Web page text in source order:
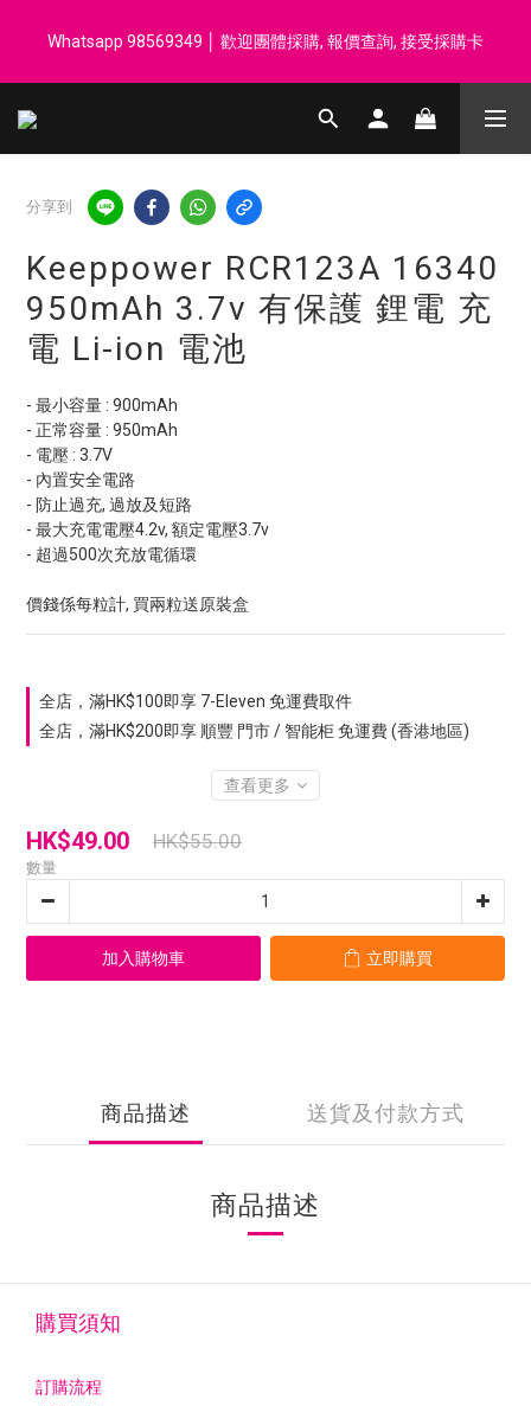
汗毛巾 韓國制 送完即止
Whatsapp 98569349 │ 歡迎團體採購, 報價查詢, 接受採購卡
登記會員享每$50回贈$1 │ 滿HK$899 送 N-rit Campack Towel 吸
分享到
Keeppower RCR123A 16340
950mAh 3.7v 有保護 鋰電 充
電 Li-ion 電池
- 最小容量 : 900mAh
- 正常容量 : 950mAh
- 電壓 : 3.7V
- 內置安全電路
- 防止過充, 過放及短路
- 最大充電電壓4.2v, 額定電壓3.7v
- 超過500次充放電循環
價錢係每粒計, 買兩粒送原裝盒
全店，滿HK$100即享 7-Eleven 免運費取件
全店，滿HK$200即享 順豐 門市 / 智能柜 免運費 (香港地區)
查看更多
HK$49.00 HK$55.00
數量
加入購物車 立即購買
商品描述 送貨及付款方式
商品描述
購買須知
訂購流程